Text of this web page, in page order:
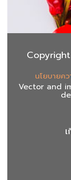
นโยบายค
Vector and